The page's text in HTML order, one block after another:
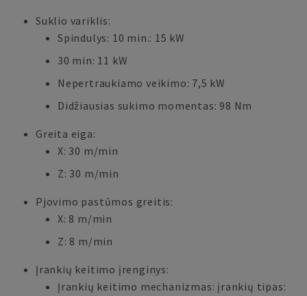
Suklio variklis:
Spindulys: 10 min.: 15 kW
30 min: 11 kW
Nepertraukiamo veikimo: 7,5 kW
Didžiausias sukimo momentas: 98 Nm
Greita eiga:
X: 30 m/min
Z: 30 m/min
Pjovimo pastūmos greitis:
X: 8 m/min
Z: 8 m/min
Įrankių keitimo įrenginys:
Įrankių keitimo mechanizmas: įrankių tipas: